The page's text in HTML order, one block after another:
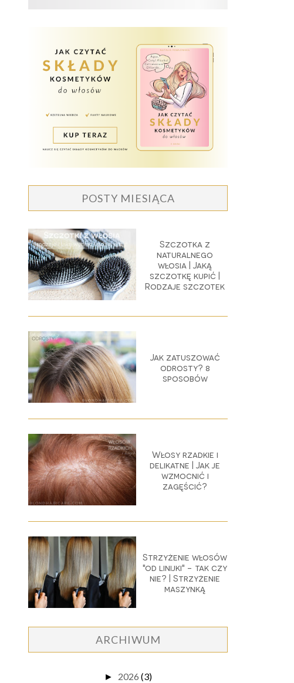
POSTY MIESIĄCA
Szczotka z
naturalnego
włosia | Jaką
szczotkę kupić |
Rodzaje szczotek
Jak zatuszować
odrosty? 8
sposobów
Włosy rzadkie i
delikatne | Jak je
wzmocnić i
zagęścić?
Strzyżenie włosów
"od linijki" - tak czy
nie? | Strzyżenie
maszynką
ARCHIWUM
► 2026 (3)